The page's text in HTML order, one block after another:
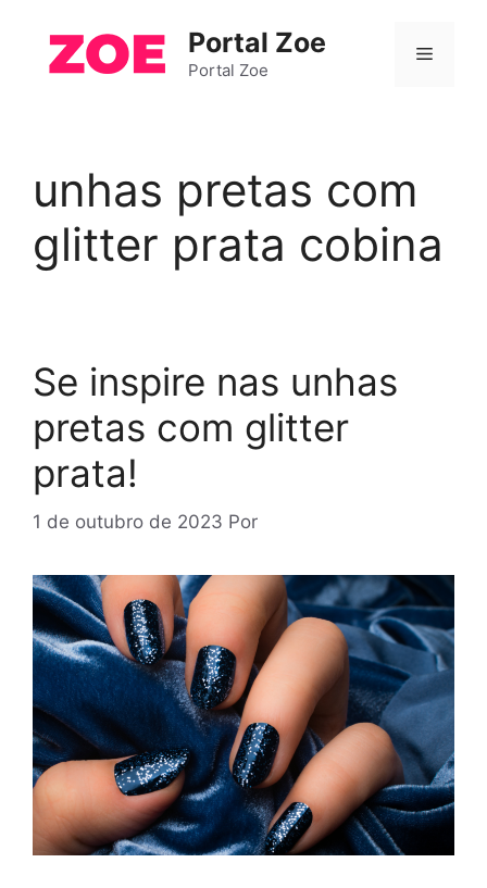
Portal Zoe
Portal Zoe
Menu
unhas pretas com
glitter prata cobina
Se inspire nas unhas
pretas com glitter
prata!
1 de outubro de 2023 Por